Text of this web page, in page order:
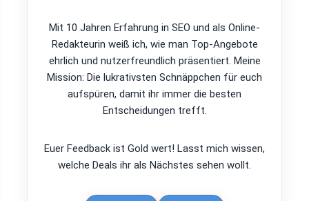
Mit 10 Jahren Erfahrung in SEO und als Online-
Redakteurin weiß ich, wie man Top-Angebote
ehrlich und nutzerfreundlich präsentiert. Meine
Mission: Die lukrativsten Schnäppchen für euch
aufspüren, damit ihr immer die besten
Entscheidungen trefft.
Euer Feedback ist Gold wert! Lasst mich wissen,
welche Deals ihr als Nächstes sehen wollt.